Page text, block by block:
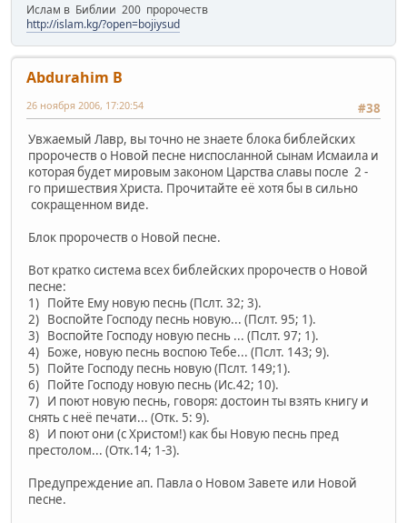
Ислам в Библии 200 пророчеств
http://islam.kg/?open=bojiysud
Abdurahim B
#38
26 ноября 2006, 17:20:54
Увжаемый Лавр, вы точно не знаете блока библейских
пророчеств о Новой песне ниспосланной сынам Исмаила и
которая будет мировым законом Царства славы после 2 -
го пришествия Христа. Прочитайте её хотя бы в сильно
сокращенном виде.
Блок пророчеств о Новой песне.
Вот кратко система всех библейских пророчеств о Новой
песне:
1) Пойте Ему новую песнь (Пслт. 32; 3).
2) Воспойте Господу песнь новую... (Пслт. 95; 1).
3) Воспойте Господу новую песнь ... (Пслт. 97; 1).
4) Боже, новую песнь воспою Тебе... (Пслт. 143; 9).
5) Пойте Господу песнь новую (Пслт. 149;1).
6) Пойте Господу новую песнь (Ис.42; 10).
7) И поют новую песнь, говоря: достоин ты взять книгу и
снять с неё печати... (Отк. 5: 9).
8) И поют они (с Христом!) как бы Новую песнь пред
престолом... (Отк.14; 1-3).
Предупреждение ап. Павла о Новом Завете или Новой
песне.